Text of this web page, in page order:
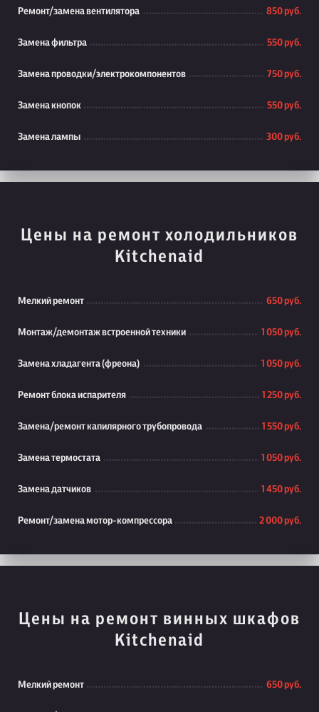
Ремонт/замена вентилятора 850 руб.
Замена фильтра 550 руб.
Замена проводки/электрокомпонентов 750 руб.
Замена кнопок 550 руб.
Замена лампы 300 руб.
Цены на ремонт холодильников
Kitchenaid
Мелкий ремонт 650 руб.
Монтаж/демонтаж встроенной техники 1 050 руб.
Замена хладагента (фреона) 1 050 руб.
Ремонт блока испарителя 1 250 руб.
Замена/ремонт капилярного трубопровода 1 550 руб.
Замена термостата 1 050 руб.
Замена датчиков 1 450 руб.
Ремонт/замена мотор-компрессора 2 000 руб.
Цены на ремонт винных шкафов
Kitchenaid
Мелкий ремонт 650 руб.